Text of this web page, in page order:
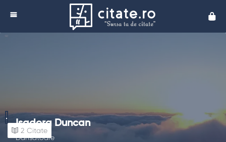
Isadora Duncan
Dansatoare
2 Citate